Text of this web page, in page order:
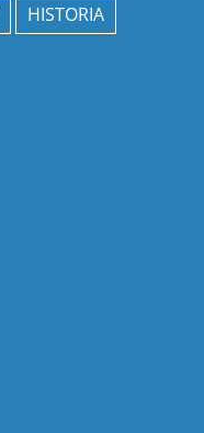
HISTORIA